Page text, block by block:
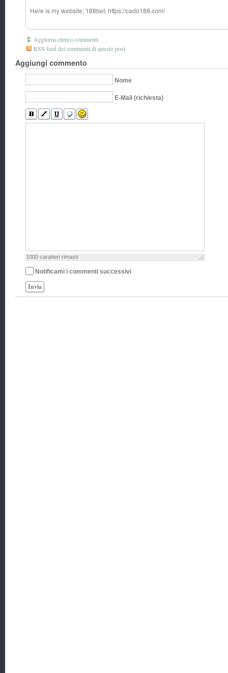
Here is my website; 188bet: https://cado188.com/
Aggiorna elenco commenti
RSS feed dei commenti di questo post.
Aggiungi commento
Nome
E-Mail (richiesta)
1000 caratteri rimasti
Notificami i commenti successivi
Invia